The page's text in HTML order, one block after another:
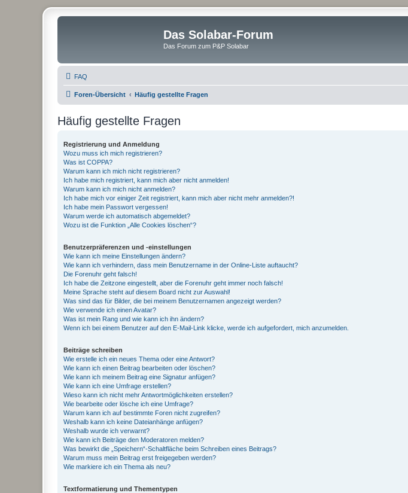
Das Solabar-Forum
Das Forum zum P&P Solabar
FAQ
Foren-Übersicht Häufig gestellte Fragen
Häufig gestellte Fragen
Registrierung und Anmeldung
Wozu muss ich mich registrieren?
Was ist COPPA?
Warum kann ich mich nicht registrieren?
Ich habe mich registriert, kann mich aber nicht anmelden!
Warum kann ich mich nicht anmelden?
Ich habe mich vor einiger Zeit registriert, kann mich aber nicht mehr anmelden?!
Ich habe mein Passwort vergessen!
Warum werde ich automatisch abgemeldet?
Wozu ist die Funktion „Alle Cookies löschen“?
Benutzerpräferenzen und -einstellungen
Wie kann ich meine Einstellungen ändern?
Wie kann ich verhindern, dass mein Benutzername in der Online-Liste auftaucht?
Die Forenuhr geht falsch!
Ich habe die Zeitzone eingestellt, aber die Forenuhr geht immer noch falsch!
Meine Sprache steht auf diesem Board nicht zur Auswahl!
Was sind das für Bilder, die bei meinem Benutzernamen angezeigt werden?
Wie verwende ich einen Avatar?
Was ist mein Rang und wie kann ich ihn ändern?
Wenn ich bei einem Benutzer auf den E-Mail-Link klicke, werde ich aufgefordert, mich anzumelden.
Beiträge schreiben
Wie erstelle ich ein neues Thema oder eine Antwort?
Wie kann ich einen Beitrag bearbeiten oder löschen?
Wie kann ich meinem Beitrag eine Signatur anfügen?
Wie kann ich eine Umfrage erstellen?
Wieso kann ich nicht mehr Antwortmöglichkeiten erstellen?
Wie bearbeite oder lösche ich eine Umfrage?
Warum kann ich auf bestimmte Foren nicht zugreifen?
Weshalb kann ich keine Dateianhänge anfügen?
Weshalb wurde ich verwarnt?
Wie kann ich Beiträge den Moderatoren melden?
Was bewirkt die „Speichern“-Schaltfläche beim Schreiben eines Beitrags?
Warum muss mein Beitrag erst freigegeben werden?
Wie markiere ich ein Thema als neu?
Textformatierung und Thementypen